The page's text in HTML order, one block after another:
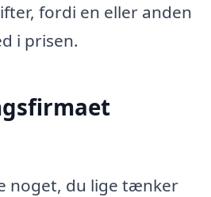
fordi en eller anden
i prisen.
noget, du lige tænker